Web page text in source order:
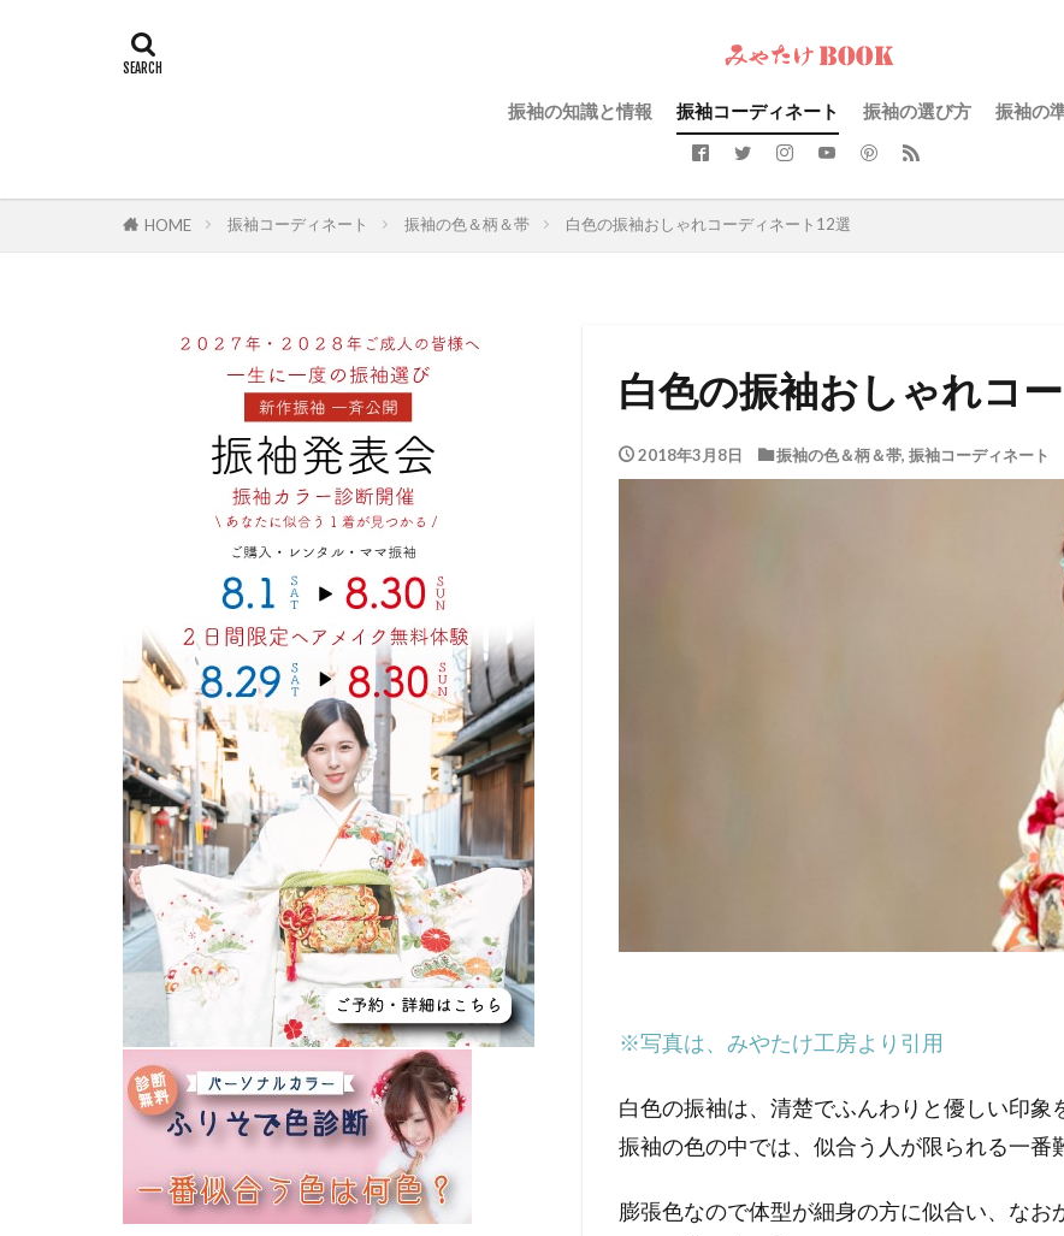
振袖の知識と情報 振袖コーディネート 振袖の選び方 振袖の
HOME 振袖コーディネート 振袖の色＆柄＆帯 白色の振袖おしゃれコーディネート12選
白色の振袖おしゃれコ
2018年3月8日 振袖の色＆柄＆帯, 振袖コーディネート
※写真は、みやたけ工房より引用
白色の振袖は、清楚でふんわりと優しい印象
振袖の色の中では、似合う人が限られる一番
膨張色なので体型が細身の方に似合い、なお